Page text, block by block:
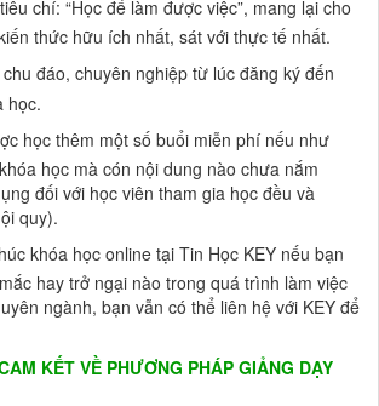
chí: “Học để làm được việc”, mang lại cho
thức hữu ích nhất, sát với thực tế nhất.
đáo, chuyên nghiệp từ lúc đăng ký đến
học.
học thêm một số buổi miễn phí nếu như
học mà cón nội dung nào chưa nắm
đối với học viên tham gia học đều và
quy).
khóa học online tại Tin Học KEY nếu bạn
hay trở ngại nào trong quá trình làm việc
ngành, bạn vẫn có thể liên hệ với KEY để
KẾT VỀ PHƯƠNG PHÁP GIẢNG DẠY